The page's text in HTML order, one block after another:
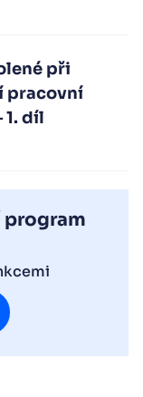
při
pracovní
1. díl
program